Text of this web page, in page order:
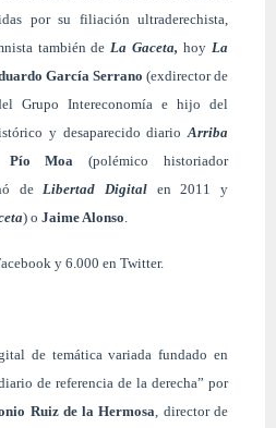
por su filiación ultraderechista,
también de La Gaceta,hoy La
García Serrano (exdirector de
Grupo Intereconomía e hijo del
y desaparecido diario Arriba
Pío Moa
(polémico historiador
de
Libertad Digital en 2011 y
) o Jaime Alonso
y 6.000 en Twitter.
de temática variada fundado en
de referencia de la derecha” por
Ruiz de la Hermosa
director de